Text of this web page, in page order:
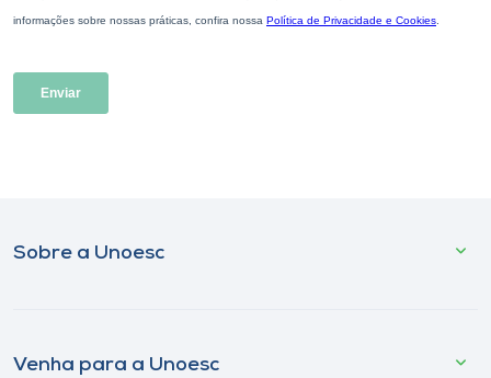
Sobre a Unoesc
Venha para a Unoesc